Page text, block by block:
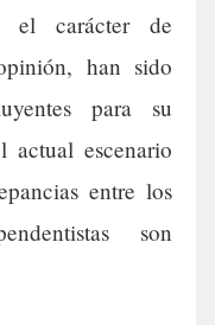
el carácter de
han sido
para su
escenario
entre los
son